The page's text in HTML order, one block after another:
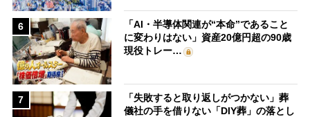
6
「AI・半導体関連が“本命”であること
に変わりはない」資産20億円超の90歳
現役トレー…
7
「失敗すると取り返しがつかない」葬
儀社の手を借りない「DIY葬」の落とし